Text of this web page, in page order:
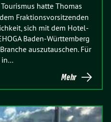
hatte Thomas
Fraktionsvorsitzenden
sich mit dem Hotel-
Baden-Württemberg
auszutauschen. Für
in…
Mehr